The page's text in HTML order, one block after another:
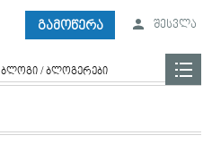
გამოწერა შესვლა
ბლოგი / ბლოგერები